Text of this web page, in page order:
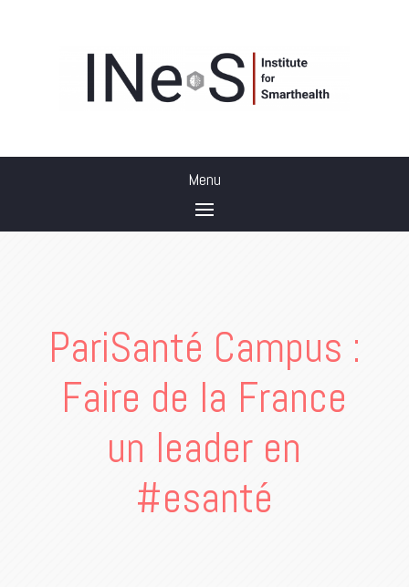
PariSanté Campus :
Faire de la France
un leader en
#esanté